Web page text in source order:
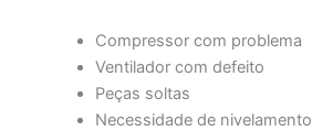
Compressor com problema
Ventilador com defeito
Peças soltas
Necessidade de nivelamento